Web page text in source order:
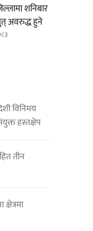
शनिबार
अवरुद्ध हुने
विनिमय
हस्तक्षेप
तीन